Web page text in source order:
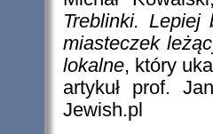
Treblinki. Lepiej
miasteczek
lokalne, który
artykuł prof.
Jewish.pl